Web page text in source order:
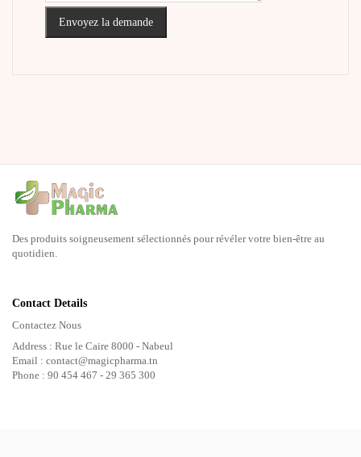
Envoyez la demande
Des produits soigneusement sélectionnés pour révéler votre bien-être au
quotidien.
Contact Details
Contactez Nous
Address : Rue le Caire 8000 - Nabeul
Email : contact@magicpharma.tn
Phone : 90 454 467 - 29 365 300